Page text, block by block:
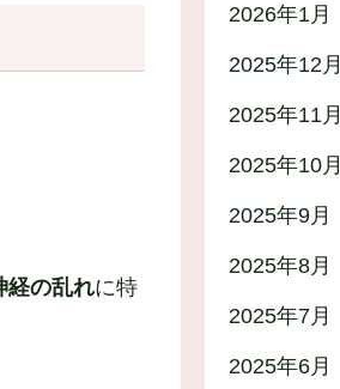
経の乱れに特
2026年1月
2025年12月
2025年11月
2025年10月
2025年9月
2025年8月
2025年7月
2025年6月